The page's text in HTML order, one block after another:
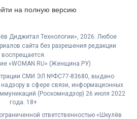
на полную версию
Диджитал Технологии», 2026. Любое
сайта без разрешения редакции
воспрещается.
«WOMAN.RU» (Женщина.РУ)
СМИ ЭЛ №ФС77-83680, выдано
в сфере связи, информационных
(Роскомнадзор) 26 июля 2022
года. 18+
ответственностью «Шкулёв